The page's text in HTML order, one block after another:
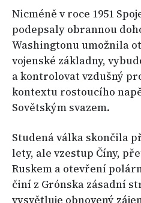
Nicméně v roce 1951
podepsaly obrannou
Washingtonu umožnila
vojenské základny,
a kontrolovat vzdušný
kontextu rostoucího
Sovětským svazem.
Studená válka skončila
lety, ale vzestup Číny,
Ruskem a otevření
činí z Grónska zásadní